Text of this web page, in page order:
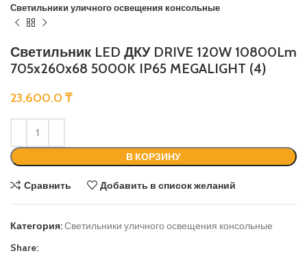
Светильники уличного освещения консольные
Светильник LED ДКУ DRIVE 120W 10800Lm
705x260x68 5000K IP65 MEGALIGHT (4)
23,600.0 ₸
В КОРЗИНУ
Сравнить Добавить в список желаний
Категория:Светильники уличного освещения консольные
Share: